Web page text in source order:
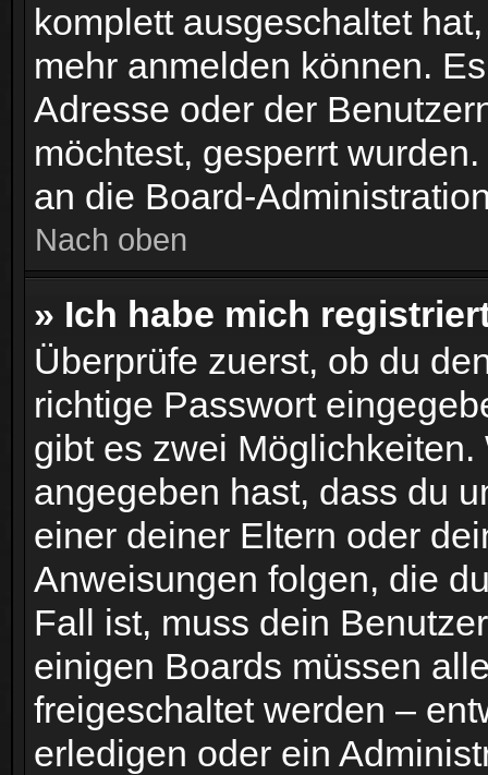
komplett ausgeschaltet
mehr anmelden können.
Adresse oder der
möchtest, gesperrt
an die Board-
Nach oben
» Ich habe mich
Überprüfe zuerst, ob du
richtige Passwort
gibt es zwei
angegeben hast, dass du
einer deiner Eltern oder
Anweisungen folgen, die
Fall ist, muss dein
einigen Boards müssen
freigeschaltet werden –
erledigen oder ein